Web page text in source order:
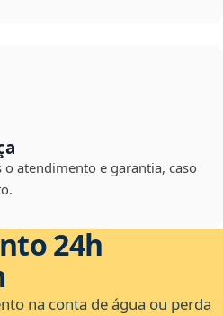
atendimento e garantia, caso
24h
na conta de água ou perda